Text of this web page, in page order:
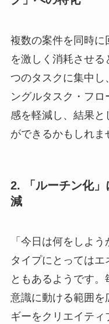
複数の案件を同時に
を激しく消耗させる
つのタスクに集中し
ングルタスク・フ
感を軽減し、結果と
ができるかもしれま
2. 「ルーチン化」
減
「今日は何をしよ
タイプにとってはエ
ともあるようです
意識に動ける範囲
ギーをクリエイテ